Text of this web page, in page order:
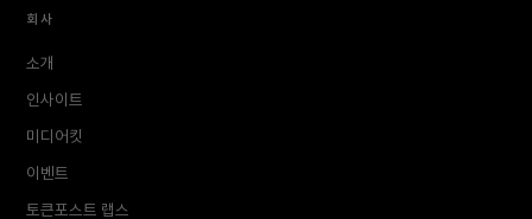
회사
소개
인사이트
미디어킷
이벤트
토큰포스트 랩스